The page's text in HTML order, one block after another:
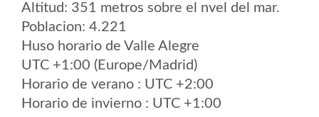
Altitud: 351 metros sobre el nvel del mar.
Poblacion: 4.221
Huso horario de Valle Alegre
UTC +1:00 (Europe/Madrid)
Horario de verano : UTC +2:00
Horario de invierno : UTC +1:00